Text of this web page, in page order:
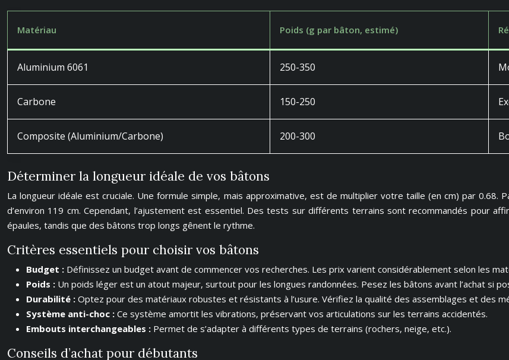
Matériau Poids (g par bâton, estimé)
Aluminium 6061 250-350
Carbone 150-250
Composite (Aluminium/Carbone) 200-300
Déterminer la longueur idéale de vos bâtons
La longueur idéale est cruciale. Une formule simple, mais approximative, est de multiplier votre taille (en cm) par 0.68.
d’environ 119 cm. Cependant, l’ajustement est essentiel. Des tests sur différents terrains sont recommandés pour
épaules, tandis que des bâtons trop longs gênent le rythme.
Critères essentiels pour choisir vos bâtons
Budget : Définissez un budget avant de commencer vos recherches. Les prix varient considérablement selon les
Poids : Un poids léger est un atout majeur, surtout pour les longues randonnées. Pesez les bâtons avant l’achat si
Durabilité : Optez pour des matériaux robustes et résistants à l’usure. Vérifiez la qualité des assemblages et des
Système anti-choc : Ce système amortit les vibrations, préservant vos articulations sur les terrains accidentés.
Embouts interchangeables : Permet de s’adapter à différents types de terrains (rochers, neige, etc.).
Conseils d’achat pour débutants